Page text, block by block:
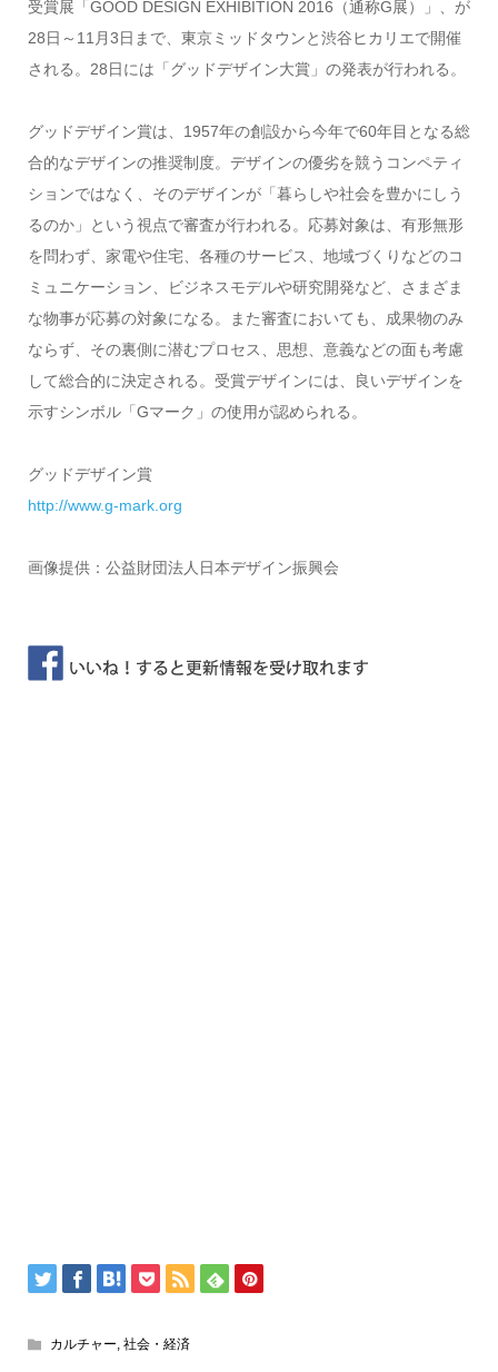
受賞展「GOOD DESIGN EXHIBITION 2016（通称G展）」、が
28日～11月3日まで、東京ミッドタウンと渋谷ヒカリエで開催
される。28日には「グッドデザイン大賞」の発表が行われる。
グッドデザイン賞は、1957年の創設から今年で60年目となる総
合的なデザインの推奨制度。デザインの優劣を競うコンペティ
ションではなく、そのデザインが「暮らしや社会を豊かにしう
るのか」という視点で審査が行われる。応募対象は、有形無形
を問わず、家電や住宅、各種のサービス、地域づくりなどのコ
ミュニケーション、ビジネスモデルや研究開発など、さまざま
な物事が応募の対象になる。また審査においても、成果物のみ
ならず、その裏側に潜むプロセス、思想、意義などの面も考慮
して総合的に決定される。受賞デザインには、良いデザインを
示すシンボル「Gマーク」の使用が認められる。
グッドデザイン賞
http://www.g-mark.org
画像提供：公益財団法人日本デザイン振興会
カルチャー, 社会・経済